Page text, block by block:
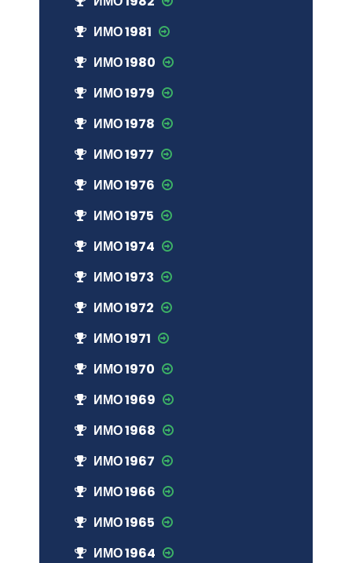
ИМО 1981
ИМО 1980
ИМО 1979
ИМО 1978
ИМО 1977
ИМО 1976
ИМО 1975
ИМО 1974
ИМО 1973
ИМО 1972
ИМО 1971
ИМО 1970
ИМО 1969
ИМО 1968
ИМО 1967
ИМО 1966
ИМО 1965
ИМО 1964